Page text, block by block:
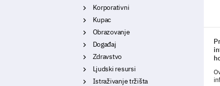
Korporativni
Kupac
Obrazovanje
Događaj
Zdravstvo
Ljudski resursi
Istraživanje tržišta